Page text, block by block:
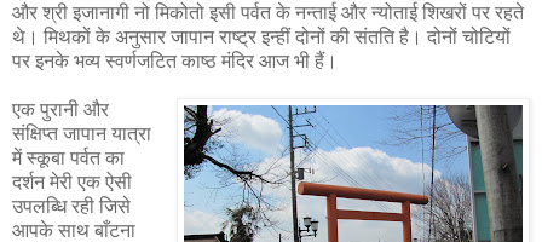
और श्री इजानागी नो मिकोतो इसी पर्वत के नन्ताई और न्योताई शिखरों पर रहते
थे। मिथकों के अनुसार जापान राष्ट्र इन्हीं दोनों की संतति है। दोनों चोटियों
पर इनके भव्य स्वर्णजटित काष्ठ मंदिर आज भी हैं।
एक पुरानी और
संक्षिप्त जापान यात्रा
में स्कूबा पर्वत का
दर्शन मेरी एक ऐसी
उपलब्धि रही जिसे
आपके साथ बाँटना